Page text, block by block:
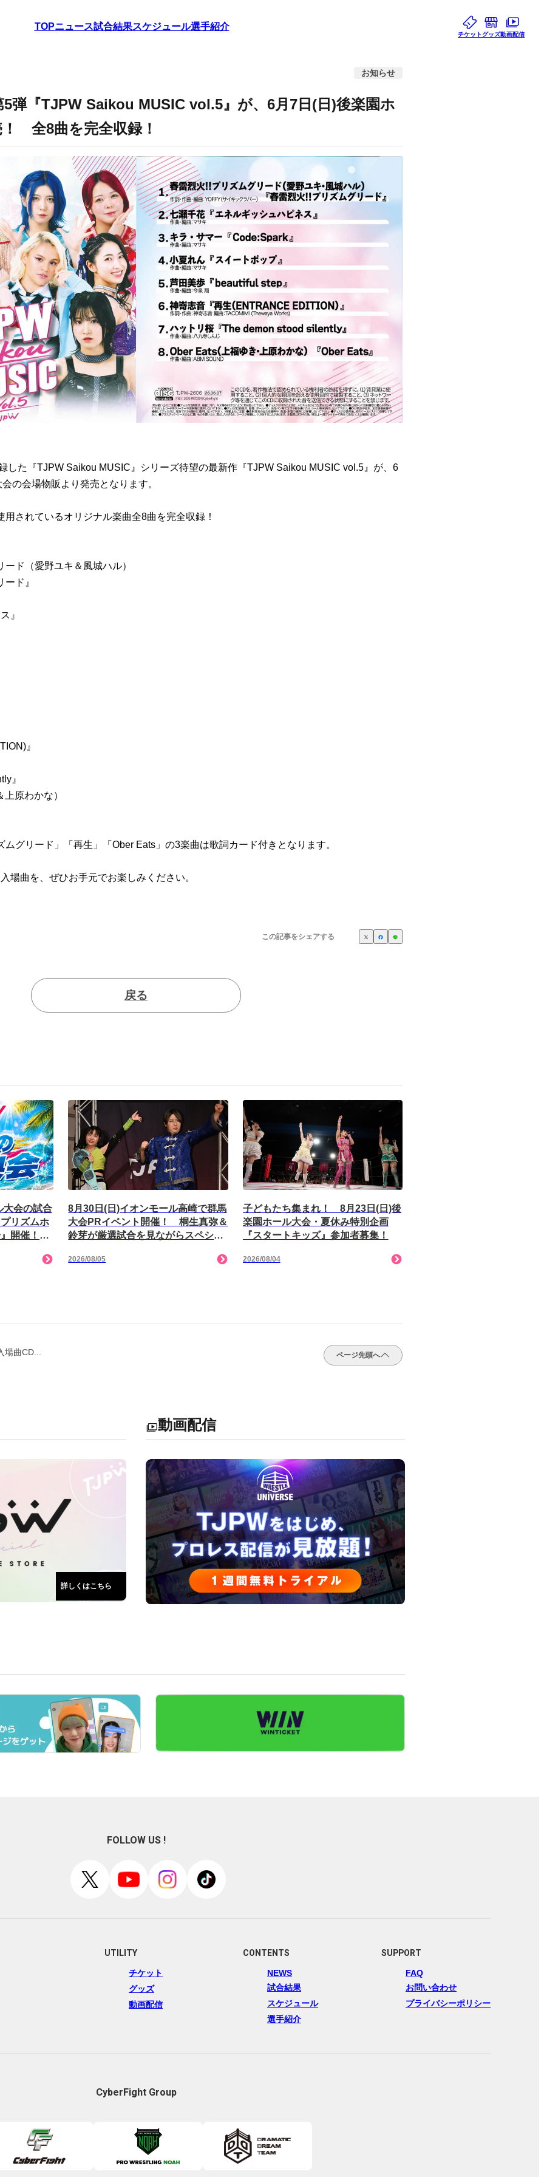
TOPニュース試合結果スケジュール選手紹介
チケット グッズ動画配信
お知らせ
弾『TJPW Saikou MUSIC vol.5』が、6月7日(日)後楽園ホ
全8曲を完全収録！
した『TJPW Saikou MUSIC』シリーズ待望の最新作『TJPW Saikou MUSIC vol.5』が、6
の会場物販より発売となります。
されているオリジナル楽曲全8曲を完全収録！
ド（愛野ユキ＆風城ハル）
ド』
』
』
』
原わかな）
ムグリード」「再生」「Ober Eats」の3楽曲は歌詞カード付きとなります。
場曲を、ぜひお手元でお楽しみください。
この記事をシェアする
戻る
大会の試合
リズムホ
』開催！
8月30日(日)イオンモール高崎で群馬
大会PRイベント開催！ 桐生真弥＆
鈴芽が厳選試合を見ながらスペシャ
2026/08/05
子どもたち集まれ！ 8月23日(日)後
楽園ホール大会・夏休み特別企画
『スタートキッズ』参加者募集！
2026/08/04
場曲CD... ページ先頭へ
詳しくはこちら
動画配信
FOLLOW US !
UTILITY
チケット
グッズ
動画配信
CONTENTS
NEWS
試合結果
スケジュール
選手紹介
SUPPORT
FAQ
お問い合わせ
プライバシーポリシー
CyberFight Group